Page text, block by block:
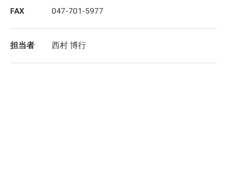
FAX 047-701-5977
担当者 西村 博行